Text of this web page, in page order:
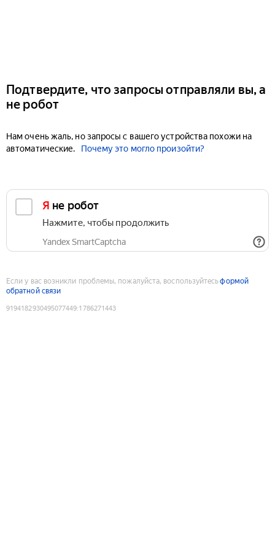
Подтвердите, что запросы отправляли вы, а
не робот
Нам очень жаль, но запросы с вашего устройства похожи на
автоматические.
Почему это могло произойти?
Я не робот
Нажмите, чтобы продолжить
Yandex SmartCaptcha
Если у вас возникли проблемы, пожалуйста, воспользуйтесьформой
обратной связи
9194182930495077449:1786271443